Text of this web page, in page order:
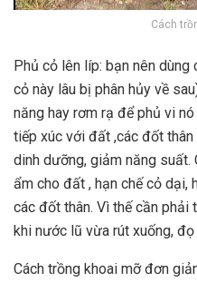
Cách
Phủ cỏ lên líp: bạn nên
cỏ này lâu bị phân hủy về
năng hay rơm rạ để phủ vi
tiếp xúc với đất ,các đốt thân
dinh dưỡng, giảm năng
ẩm cho đất , hạn chế cỏ dại,
các đốt thân. Vì thế cần phải
khi nước lũ vừa rút xuống,
Cách trồng khoai mỡ đơn